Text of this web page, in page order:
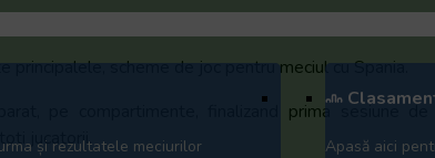
și rezultatele meciurilor
Apasă aici
scheme de joc pentru meciul cu Spania.
pe compartimente, finalizand prima sesiune de
jucatorii.